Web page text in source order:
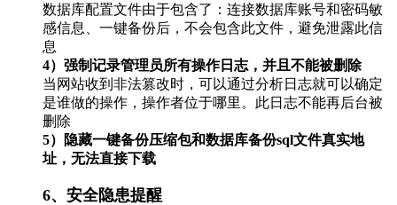
数据库配置文件由于包含了：连接数据库账号和密码敏
感信息、一键备份后，不会包含此文件，避免泄露此信
息
4）强制记录管理员所有操作日志，并且不能被删除
当网站收到非法篡改时，可以通过分析日志就可以确定
是谁做的操作，操作者位于哪里。此日志不能再后台被
删除
5）隐藏一键备份压缩包和数据库备份sql文件真实地
址，无法直接下载
6、安全隐患提醒